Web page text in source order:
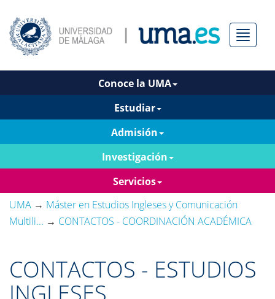
Menú
Conoce la UMA
Estudiar
Admisión
Investigación
Servicios
UMA → Máster en Estudios Ingleses y Comunicación
Multili... → CONTACTOS - COORDINACIÓN ACADÉMICA
CONTACTOS - ESTUDIOS